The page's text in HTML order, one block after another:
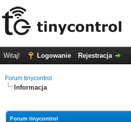
Witaj! Logowanie Rejestracja
Forum tinycontrol
Informacja
Forum tinycontrol